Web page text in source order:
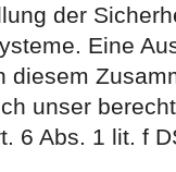
der
Eine
diesem
unser
6 Abs. 1 lit. f